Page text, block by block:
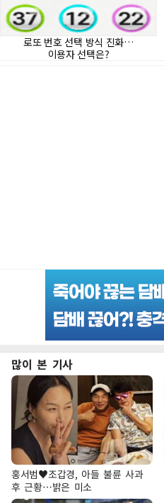
많이 본 기사
홍서범♥조갑경, 아들 불륜 사과
후 근황…밝은 미소